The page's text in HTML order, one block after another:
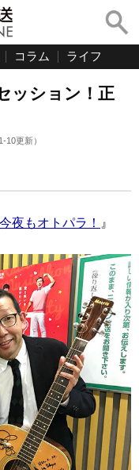
コラム ライフ
ッション！正
10更新）
今夜もオトパラ！ 』